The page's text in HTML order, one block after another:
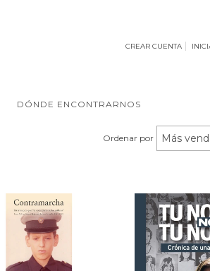
CREAR CUENTA
DÓNDE ENCONTRARNOS
Ordenar por